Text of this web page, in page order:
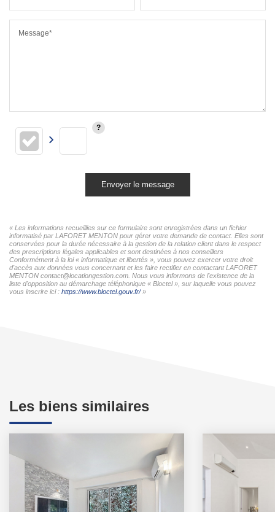
Message*
Envoyer le message
« Les informations recueillies sur ce formulaire sont enregistrées dans un fichier
informatisé par LAFORET MENTON pour gérer votre demande de contact. Elles sont
conservées pour la durée nécessaire à la gestion de la relation client dans le respect
des prescriptions légales applicables et sont destinées à nos conseillers
Conformément à la loi « informatique et libertés », vous pouvez exercer votre droit
d'accès aux données vous concernant et les faire rectifier en contactant LAFORET
MENTON contact@locationgestion.com. Nous vous informons de l'existence de la
liste d'opposition au démarchage téléphonique « Bloctel », sur laquelle vous pouvez
vous inscrire ici : https://www.bloctel.gouv.fr/»
Les biens similaires